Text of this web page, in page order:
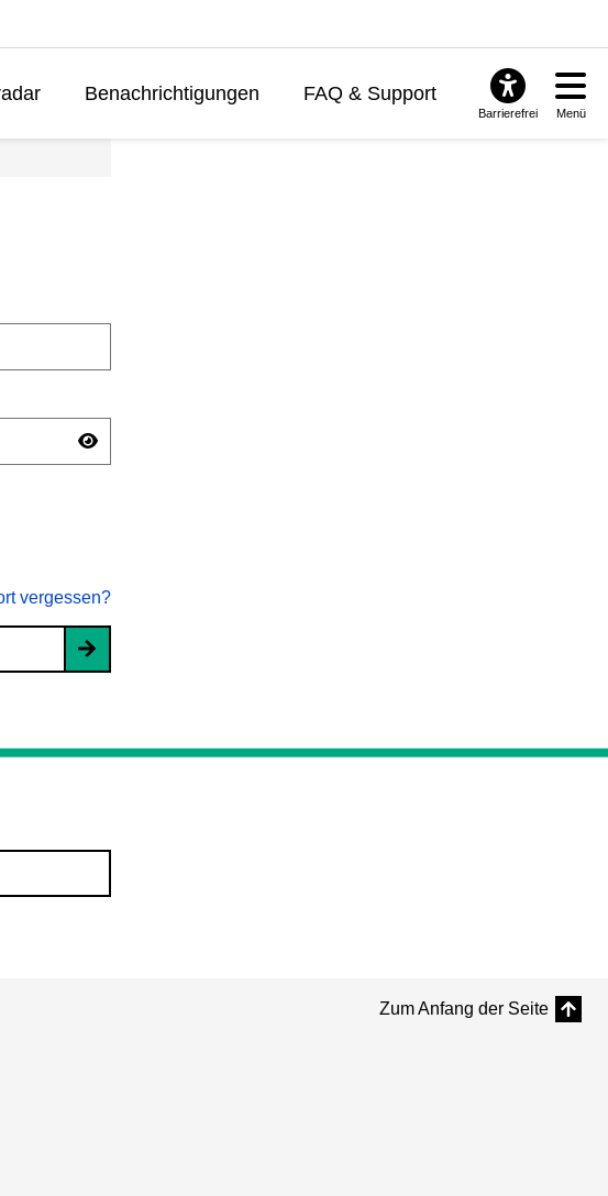
Benachrichtigungen FAQ & Support
Barrierefrei Menü
vergessen?
Zum Anfang der Seite